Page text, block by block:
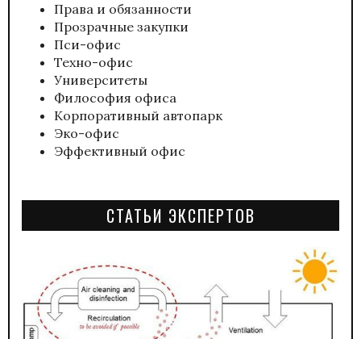
Права и обязанности
Прозрачные закупки
Пси-офис
Техно-офис
Университеты
Философия офиса
Корпоративный автопарк
Эко-офис
Эффективный офис
СТАТЬИ ЭКСПЕРТОВ